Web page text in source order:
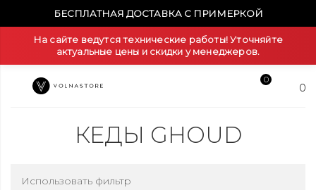
БЕСПЛАТНАЯ ДОСТАВКА С ПРИМЕРКОЙ
На сайте ведутся технические работы! Уточняйте
актуальные цены и скидки у менеджеров.
0
0
КЕДЫ GHOUD
Использовать фильтр